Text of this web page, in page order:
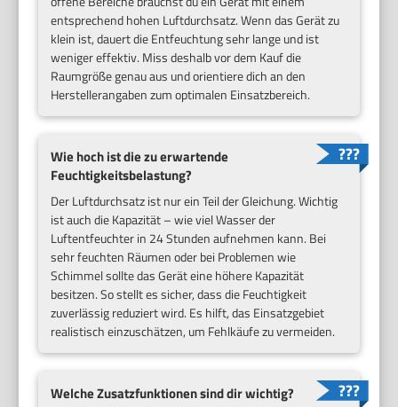
entsprechend hohen Luftdurchsatz. Wenn das Gerät zu
klein ist, dauert die Entfeuchtung sehr lange und ist
weniger effektiv. Miss deshalb vor dem Kauf die
Raumgröße genau aus und orientiere dich an den
Herstellerangaben zum optimalen Einsatzbereich.
Wie hoch ist die zu erwartende
Feuchtigkeitsbelastung?
Der Luftdurchsatz ist nur ein Teil der Gleichung. Wichtig
ist auch die Kapazität – wie viel Wasser der
Luftentfeuchter in 24 Stunden aufnehmen kann. Bei
sehr feuchten Räumen oder bei Problemen wie
Schimmel sollte das Gerät eine höhere Kapazität
besitzen. So stellt es sicher, dass die Feuchtigkeit
zuverlässig reduziert wird. Es hilft, das Einsatzgebiet
realistisch einzuschätzen, um Fehlkäufe zu vermeiden.
Welche Zusatzfunktionen sind dir wichtig?